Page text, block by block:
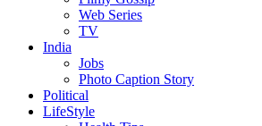
Web Series
TV
India
Jobs
Photo Caption Story
Political
LifeStyle